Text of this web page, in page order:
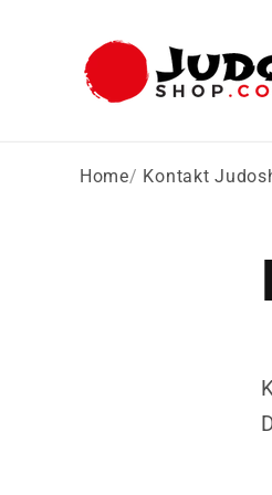
Inhalt
Home Kontakt